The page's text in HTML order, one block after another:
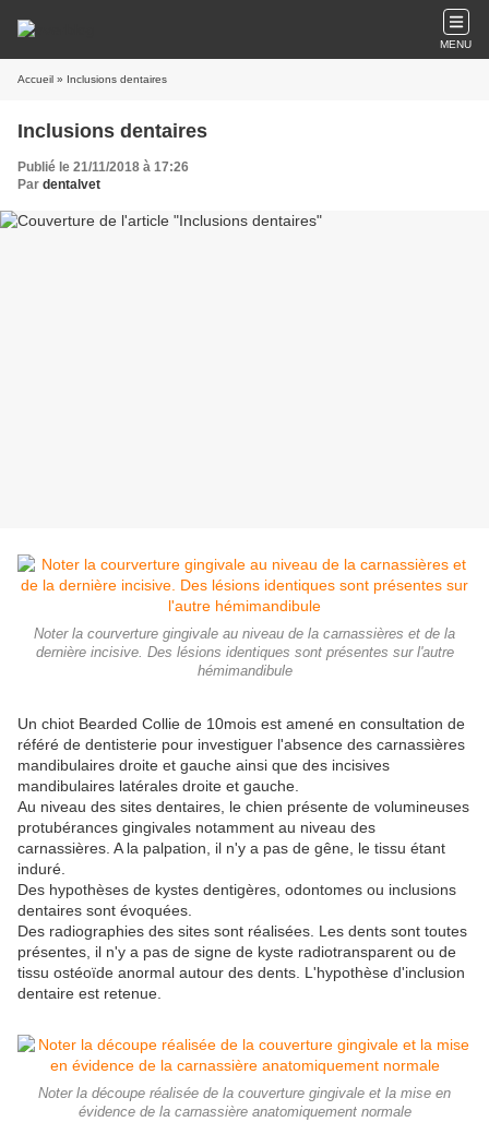
MENU
Accueil » Inclusions dentaires
Inclusions dentaires
Publié le 21/11/2018 à 17:26
Par dentalvet
Noter la courverture gingivale au niveau de la carnassières et de la
dernière incisive. Des lésions identiques sont présentes sur l'autre
hémimandibule
Un chiot Bearded Collie de 10mois est amené en consultation de
référé de dentisterie pour investiguer l'absence des carnassières
mandibulaires droite et gauche ainsi que des incisives
mandibulaires latérales droite et gauche.
Au niveau des sites dentaires, le chien présente de volumineuses
protubérances gingivales notamment au niveau des
carnassières. A la palpation, il n'y a pas de gêne, le tissu étant
induré.
Des hypothèses de kystes dentigères, odontomes ou inclusions
dentaires sont évoquées.
Des radiographies des sites sont réalisées. Les dents sont toutes
présentes, il n'y a pas de signe de kyste radiotransparent ou de
tissu ostéoïde anormal autour des dents. L'hypothèse d'inclusion
dentaire est retenue.
Noter la découpe réalisée de la couverture gingivale et la mise en
évidence de la carnassière anatomiquement normale